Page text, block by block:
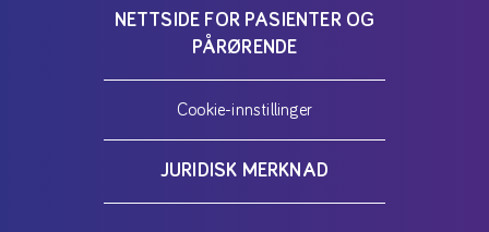
NETTSIDE FOR PASIENTER OG
PÅRØRENDE
Cookie-innstillinger
JURIDISK MERKNAD